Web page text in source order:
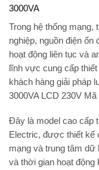
3000VA
Trong hệ thống mạng,
nghiệp, nguồn điện ổn
hoạt động liên tục và
lĩnh vực cung cấp thiết
khách hàng giải pháp
3000VA LCD 230V Mã
Đây là model cao cấp
Electric, được thiết kế
mạng và trung tâm dữ
và thời gian hoạt